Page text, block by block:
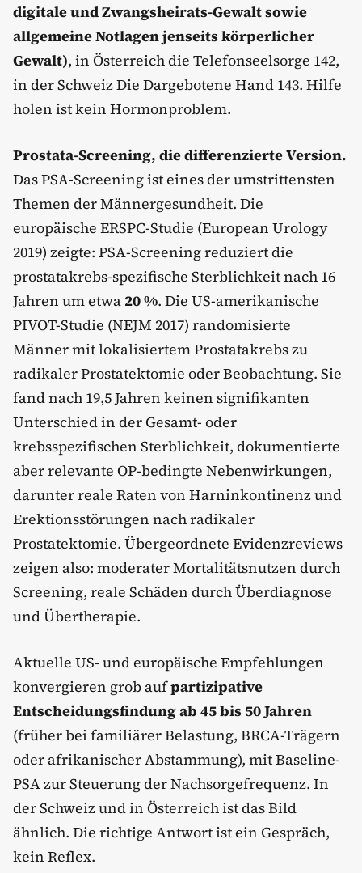
digitale und Zwangsheirats-Gewalt sowie
allgemeine Notlagen jenseits körperlicher
Gewalt), in Österreich die Telefonseelsorge 142,
in der Schweiz Die Dargebotene Hand 143. Hilfe
holen ist kein Hormonproblem.
Prostata-Screening, die differenzierte Version.
Das PSA-Screening ist eines der umstrittensten
Themen der Männergesundheit. Die
europäische ERSPC-Studie (European Urology
2019) zeigte: PSA-Screening reduziert die
prostatakrebs-spezifische Sterblichkeit nach 16
Jahren um etwa 20 %. Die US-amerikanische
PIVOT-Studie (NEJM 2017) randomisierte
Männer mit lokalisiertem Prostatakrebs zu
radikaler Prostatektomie oder Beobachtung. Sie
fand nach 19,5 Jahren keinen signifikanten
Unterschied in der Gesamt- oder
krebsspezifischen Sterblichkeit, dokumentierte
aber relevante OP-bedingte Nebenwirkungen,
darunter reale Raten von Harninkontinenz und
Erektionsstörungen nach radikaler
Prostatektomie. Übergeordnete Evidenzreviews
zeigen also: moderater Mortalitätsnutzen durch
Screening, reale Schäden durch Überdiagnose
und Übertherapie.
Aktuelle US- und europäische Empfehlungen
konvergieren grob aufpartizipative
Entscheidungsfindung ab 45 bis 50 Jahren
(früher bei familiärer Belastung, BRCA-Trägern
oder afrikanischer Abstammung), mit Baseline-
PSA zur Steuerung der Nachsorgefrequenz. In
der Schweiz und in Österreich ist das Bild
ähnlich. Die richtige Antwort ist ein Gespräch,
kein Reflex.